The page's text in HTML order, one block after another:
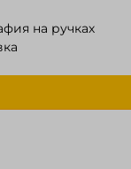
на ручках